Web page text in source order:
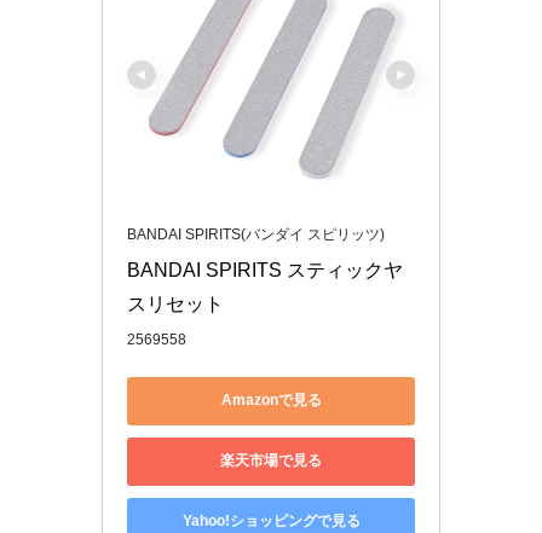
BANDAI SPIRITS(バンダイ スピリッツ)
BANDAI SPIRITS スティックヤ
スリセット
2569558
Amazonで見る
楽天市場で見る
Yahoo!ショッピングで見る